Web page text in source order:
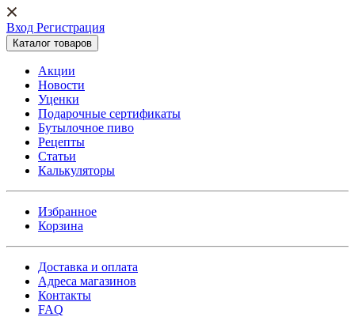
Вход Регистрация
Каталог товаров
Акции
Новости
Уценки
Подарочные сертификаты
Бутылочное пиво
Рецепты
Статьи
Калькуляторы
Избранное
Корзина
Доставка и оплата
Адреса магазинов
Контакты
FAQ